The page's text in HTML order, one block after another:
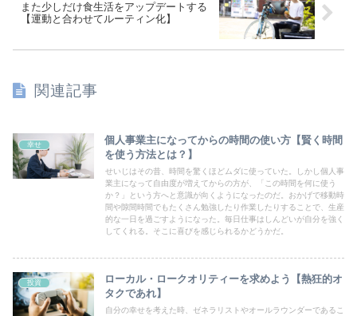
また少しだけ食生活をアップデートする
【運動と合わせてルーティン化】
関連記事
幸せ
個人事業主になってからの時間の使い方【賢く時間
を使う方法とは？】
せいじはその昔、時間を驚くほどムダに使っていた。しかし個人事
業主になって自由度が増えてからの方が、「この時間を何に使う
か？」という方へと意識が向くようになったのだ。おかげで移動時
間や隙間時間でもたくさん勉強したり作業したりすることで、生産
的な一日を過ごすようになった。毎日仕事はしんどいが自分を強く
してくれる。そこに喜びを感じられるかどうかだ。
投資
ローカル・ロークオリティーを求めよう【熱狂的オ
タクであれ】
自分の幸せを考えた時、ゼネラリストやオールラウンダーであるこ